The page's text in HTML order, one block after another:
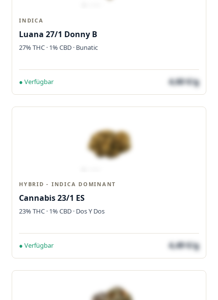
INDICA
Luana 27/1 Donny B
27% THC · 1% CBD · Bunatic
● Verfügbar 4,60 €/g
HYBRID - INDICA DOMINANT
Cannabis 23/1 ES
23% THC · 1% CBD · Dos Y Dos
● Verfügbar 4,49 €/g